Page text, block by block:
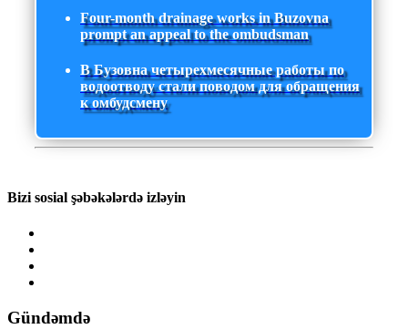
Four-month drainage works in Buzovna
prompt an appeal to the ombudsman
В Бузовна четырехмесячные работы по
водоотводу стали поводом для обращения
к омбудсмену
Bizi sosial şəbəkələrdə izləyin
Gündəmdə